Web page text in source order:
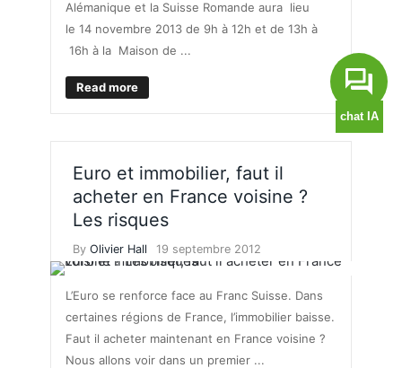
Alémanique et la Suisse Romande aura lieu
le 14 novembre 2013 de 9h à 12h et de 13h à
16h à la Maison de ...
Read more
Euro et immobilier, faut il
acheter en France voisine ?
Les risques
By Olivier Hall 19 septembre 2012
L’Euro se renforce face au Franc Suisse. Dans
certaines régions de France, l’immobilier baisse.
Faut il acheter maintenant en France voisine ?
Nous allons voir dans un premier ...